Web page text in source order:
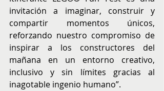
invitación a imaginar, construir y
compartir momentos únicos,
reforzando nuestro compromiso de
inspirar a los constructores del
mañana en un entorno creativo,
inclusivo y sin límites gracias al
inagotable ingenio humano”.